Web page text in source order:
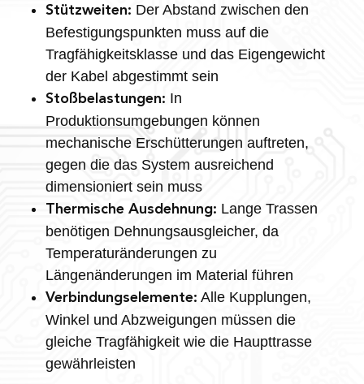
Stützweiten: Der Abstand zwischen den
Befestigungspunkten muss auf die
Tragfähigkeitsklasse und das Eigengewicht
der Kabel abgestimmt sein
Stoßbelastungen: In
Produktionsumgebungen können
mechanische Erschütterungen auftreten,
gegen die das System ausreichend
dimensioniert sein muss
Thermische Ausdehnung: Lange Trassen
benötigen Dehnungsausgleicher, da
Temperaturänderungen zu
Längenänderungen im Material führen
Verbindungselemente: Alle Kupplungen,
Winkel und Abzweigungen müssen die
gleiche Tragfähigkeit wie die Haupttrasse
gewährleisten